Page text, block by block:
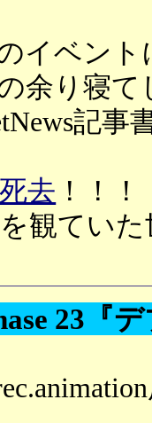
第三事
外。彼は
に私怨だ
格が段々
リ課。
ら＠クレ
イベント
余り寝て
記事
去 ！！！
観ていた
23『